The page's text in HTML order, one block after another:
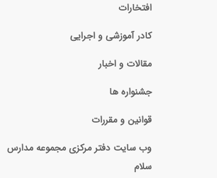
افتخارات
کادر آموزشی و اجرایی
مقالات و اخبار
جشنواره ها
قوانین و مقررات
وب سایت دفتر مرکزی مجموعه مدارس
سلام